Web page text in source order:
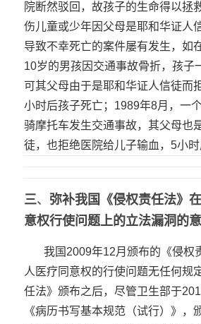
院断然驳回，故孩子的生命得以拯
伤儿童或少年因父母是耶和华证人
导致不幸死亡的案件屡有发生，如
10岁的男孩因交通事故骨折，孩子
可其父母由于是耶和华证人信徒而
小时后孩子死亡；1989年8月，一
骑摩托车发生交通事故，其父母也
徒，也拒绝医院给儿子输血，5小时
三、 弥补我国《侵权责任法》
意权行使问题上的立法漏洞的
我国2009年12月颁布的《侵权
人医疗同意权的行使问题无任何规
任法》颁布之后，尽管卫生部于
《病历书写基本规范（试行）》，